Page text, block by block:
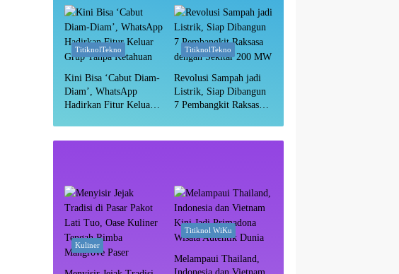
Masih Aman?
TitiknolTekno
Kini Bisa ‘Cabut Diam-
Diam’, WhatsApp
Hadirkan Fitur Keluar
TitiknolTekno
Revolusi Sampah jadi
Listrik, Siap Dibangun
7 Pembangkit Raksasa
Kuliner
Titiknol WiKu
Melampaui Thailand,